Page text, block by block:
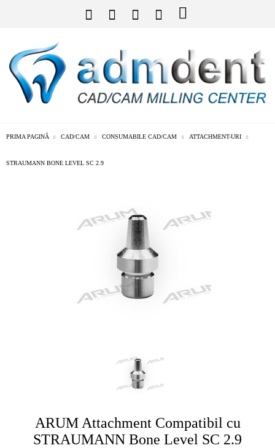
PRIMA PAGINĂ CAD/CAM CONSUMABILE CAD/CAM ATTACHMENT-URI
STRAUMANN BONE LEVEL SC 2.9
ARUM Attachment Compatibil cu
STRAUMANN Bone Level SC 2.9